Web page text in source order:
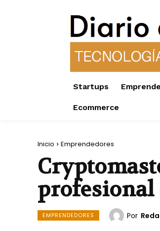
Startups
Ecommerce
Inicio Emprendedores
profesional
EMPRENDEDORES Por